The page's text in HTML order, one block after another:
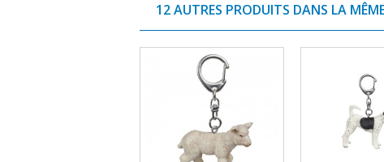
12 AUTRES PRODUITS DANS LA